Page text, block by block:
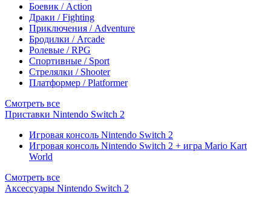
Боевик / Action
Драки / Fighting
Приключения / Adventure
Бродилки / Arcade
Ролевые / RPG
Спортивные / Sport
Стрелялки / Shooter
Платформер / Platformer
Смотреть все
Приставки Nintendo Switch 2
Игровая консоль Nintendo Switch 2
Игровая консоль Nintendo Switch 2 + игра Mario Kart
World
Смотреть все
Аксессуары Nintendo Switch 2